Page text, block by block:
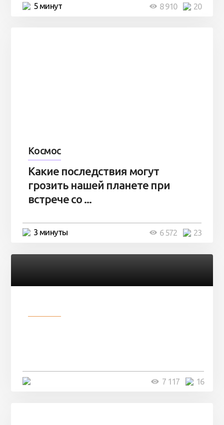
5 минут 20
8 910
Космос
Какие последствия могут
грозить нашей планете при
встрече со ...
3 минуты 23
6 572
16
7 117